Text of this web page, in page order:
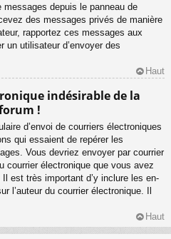
depuis le panneau de
des messages privés de manière
rapportez ces messages aux
un utilisateur d’envoyer des
Haut
indésirable de la
!
d’envoi de courriers électroniques
qui essaient de repérer les
Vous devriez envoyer par courrier
courrier électronique que vous avez
est très important d’y inclure les en-
l’auteur du courrier électronique. Il
Haut